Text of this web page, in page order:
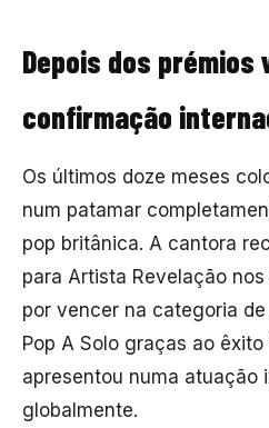
Depois dos prémios
confirmação
Os últimos doze meses
num patamar
pop britânica. A cantora
para Artista Revelação
por vencer na categoria
Pop A Solo graças ao êxito
apresentou numa atuação
globalmente.